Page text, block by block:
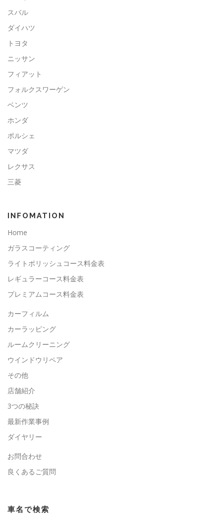
スバル
ダイハツ
トヨタ
ニッサン
フィアット
フォルクスワーゲン
ベンツ
ホンダ
ポルシェ
マツダ
レクサス
三菱
INFOMATION
Home
ガラスコーティング
ライトポリッシュコース料金表
レギュラーコース料金表
プレミアムコース料金表
カーフィルム
カーラッピング
ルームクリーニング
ウインドウリペア
その他
店舗紹介
3つの秘訣
最新作業事例
ダイヤリー
お問合わせ
良くあるご質問
車名で検索